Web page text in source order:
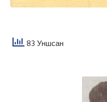
83 Уншсан